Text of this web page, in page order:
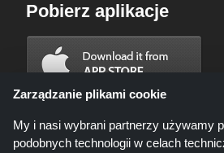
Pobierz aplikacje
Zarządzanie plikami cookie
My i nasi wybrani partnerzy używamy
podobnych technologii w celach